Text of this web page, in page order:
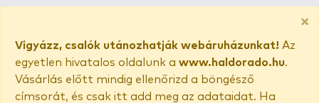
×
Vigyázz, csalók utánozhatják webáruházunkat! Az
egyetlen hivatalos oldalunk a www.haldorado.hu.
Vásárlás előtt mindig ellenőrizd a böngésző
címsorát, és csak itt add meg az adataidat. Ha